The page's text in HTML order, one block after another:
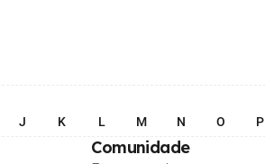
J K L M N O P
Comunidade